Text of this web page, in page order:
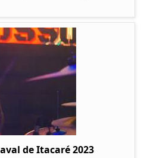
de Itacaré 2023